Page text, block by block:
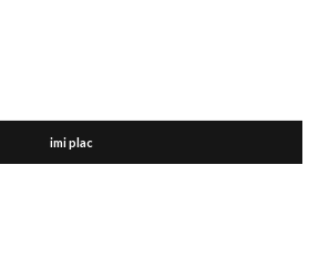
imi plac